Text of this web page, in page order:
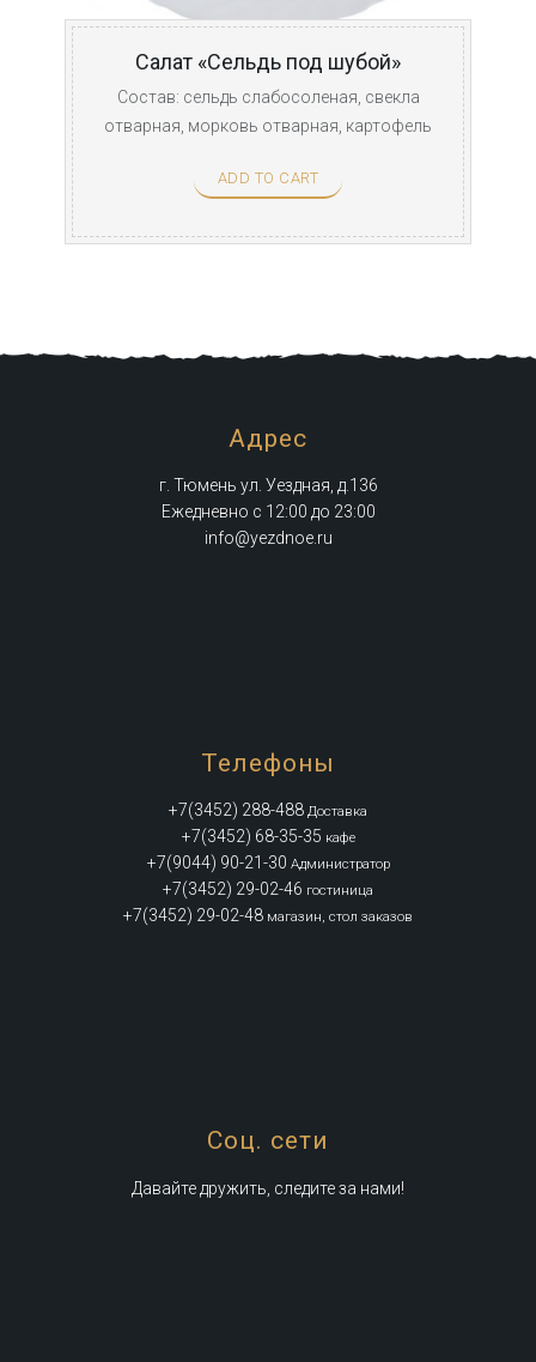
Салат «Сельдь под шубой»
Состав: сельдь слабосоленая, свекла
отварная, морковь отварная, картофель
ADD TO CART
Адрес
г. Тюмень ул. Уездная, д.136
Ежедневно с 12:00 до 23:00
info@yezdnoe.ru
Телефоны
+7(3452) 288-488 Доставка
+7(3452) 68-35-35 кафе
+7(9044) 90-21-30 Администратор
+7(3452) 29-02-46 гостиница
+7(3452) 29-02-48 магазин, стол заказов
Соц. сети
Давайте дружить, следите за нами!